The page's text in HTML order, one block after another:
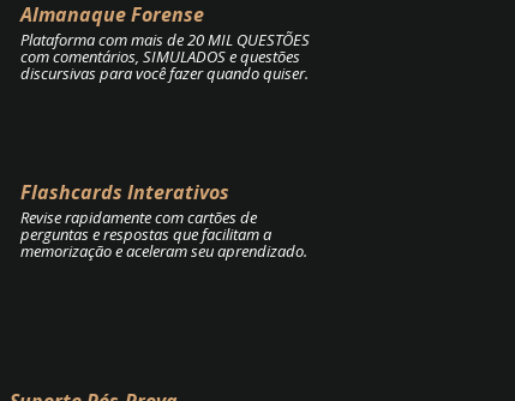
Almanaque Forense
Plataforma com mais de 20 MIL QUESTÕES
com comentários, SIMULADOS e questões
discursivas para você fazer quando quiser.
Flashcards Interativos
Revise rapidamente com cartões de
perguntas e respostas que facilitam a
memorização e aceleram seu aprendizado.